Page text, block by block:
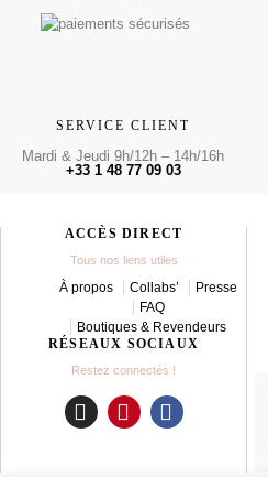
SERVICE CLIENT
Mardi & Jeudi 9h/12h – 14h/16h
+33 1 48 77 09 03
ACCÈS DIRECT
Tous nos liens utiles
À propos Collabs’
Presse
FAQ
Boutiques & Revendeurs
RÉSEAUX SOCIAUX
Restez connectés !
I
P
F